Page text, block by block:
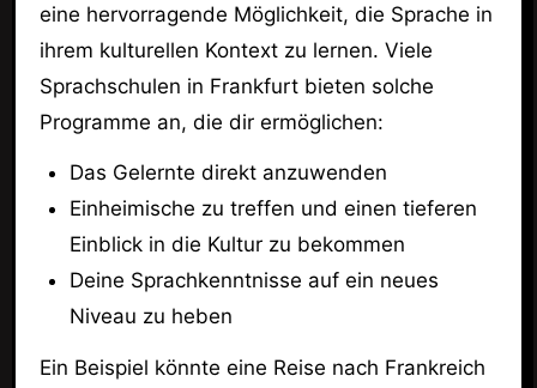
eine hervorragende Möglichkeit, die Sprache in
ihrem kulturellen Kontext zu lernen. Viele
Sprachschulen in Frankfurt bieten solche
Programme an, die dir ermöglichen:
Das Gelernte direkt anzuwenden
Einheimische zu treffen und einen tieferen
Einblick in die Kultur zu bekommen
Deine Sprachkenntnisse auf ein neues
Niveau zu heben
Ein Beispiel könnte eine Reise nach Frankreich